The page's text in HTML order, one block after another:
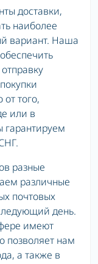
доставки,
наиболее
вариант. Наша
того,
или в
гарантируем
разные
различные
почтовых
день.
имеют
позволяет нам
а также в